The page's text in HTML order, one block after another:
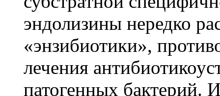
эндолизины нередко
«энзибиотики»,
лечения
патогенных бактерий.